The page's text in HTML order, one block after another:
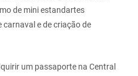
de mini estandartes
e de criação de
um passaporte na Central